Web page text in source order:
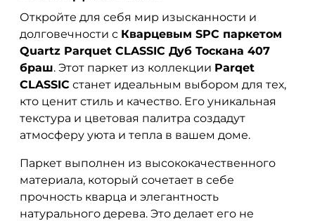
Откройте для себя мир изысканности и
долговечности с Кварцевым SPC паркетом
Quartz Parquet CLASSIC Дуб Тоскана 407
браш. Этот паркет из коллекции Parqet
CLASSIC станет идеальным выбором для тех,
кто ценит стиль и качество. Его уникальная
текстура и цветовая палитра создадут
атмосферу уюта и тепла в вашем доме.
Паркет выполнен из высококачественного
материала, который сочетает в себе
прочность кварца и элегантность
натурального дерева. Это делает его не